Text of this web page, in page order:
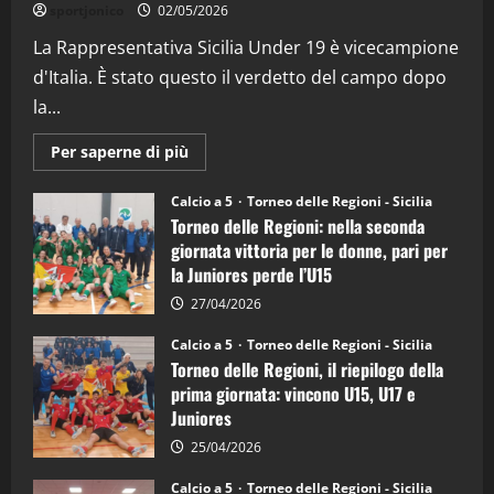
08/04/2026
02/05/2026
La Rappresentativa Sicilia Under 19 è vicecampione
d'Italia. È stato questo il verdetto del campo dopo
la...
Per saperne di più
informazioni
Torneo
delle
Regioni
di
calcio
a
5:
la
Juniores
è
vicecampione
d’Italia
Calcio a 5 Torneo delle Regioni - Sicilia
Torneo delle Regioni: nella seconda
giornata vittoria per le donne, pari per
la Juniores perde l’U15
27/04/2026
Calcio a 5 Torneo delle Regioni - Sicilia
Torneo delle Regioni, il riepilogo della
prima giornata: vincono U15, U17 e
Juniores
25/04/2026
Calcio a 5 Torneo delle Regioni - Sicilia